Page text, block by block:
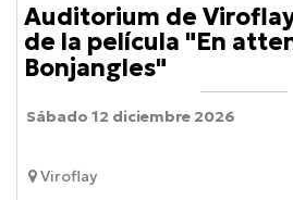
Auditorium de
de la película "En
Bonjangles"
Viroflay
Sábado 12 diciembre 2026